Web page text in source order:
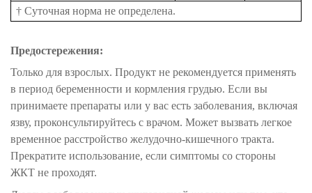
† Суточная норма не определена.
Предостережения:
Только для взрослых. Продукт не рекомендуется применять
в период беременности и кормления грудью. Если вы
принимаете препараты или у вас есть заболевания, включая
язву, проконсультируйтесь с врачом. Может вызвать легкое
временное расстройство желудочно-кишечного тракта.
Прекратите использование, если симптомы со стороны
ЖКТ не проходят.